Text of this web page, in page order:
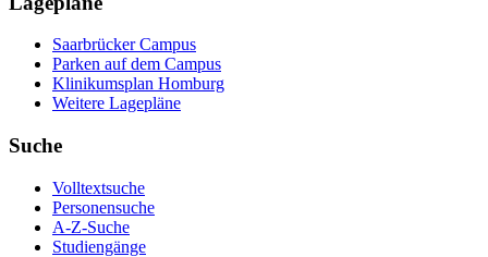
Saarbrücker Campus
Parken auf dem Campus
Klinikumsplan Homburg
Weitere Lagepläne
Suche
Volltextsuche
Personensuche
A-Z-Suche
Studiengänge